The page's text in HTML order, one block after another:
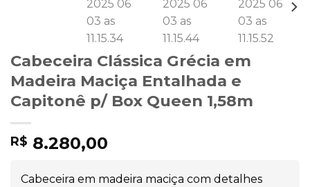
Cabeceira Clássica Grécia em
Madeira Maciça Entalhada e
Capitonê p/ Box Queen 1,58m
R$ 8.280,00
Cabeceira em madeira maciça com detalhes